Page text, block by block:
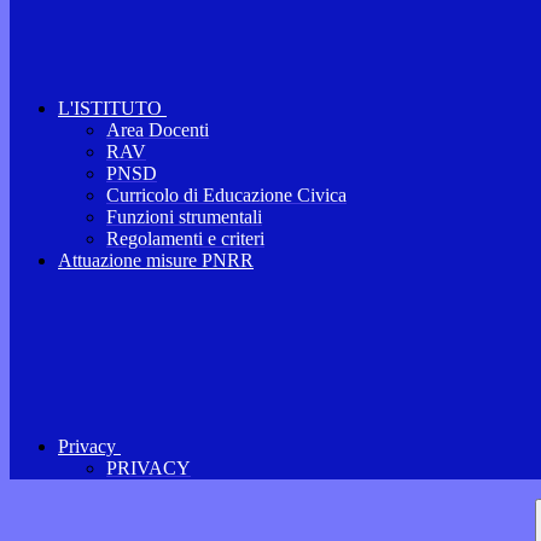
L'ISTITUTO
Area Docenti
RAV
PNSD
Curricolo di Educazione Civica
Funzioni strumentali
Regolamenti e criteri
Attuazione misure PNRR
Privacy
PRIVACY